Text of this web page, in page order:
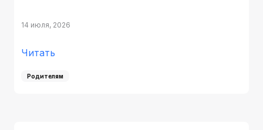
14 июля, 2026
Читать
Родителям